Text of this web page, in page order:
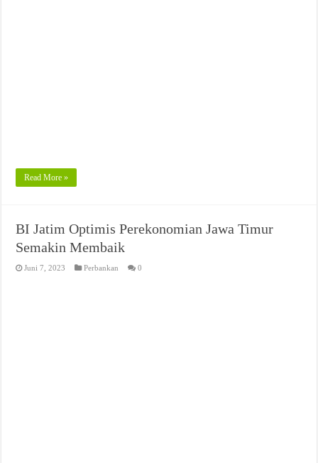
Read More »
BI Jatim Optimis Perekonomian Jawa Timur
Semakin Membaik
Juni 7, 2023 Perbankan 0